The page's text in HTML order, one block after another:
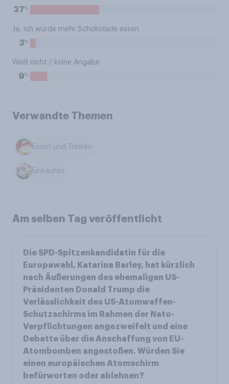
37%
Ja, ich würde mehr Schokolade essen
3%
Weiß nicht / keine Angabe
9%
Verwandte Themen
Essen und Trinken
Einkaufen
Am selben Tag veröffentlicht
Die SPD-Spitzenkandidatin für die
Europawahl, Katarina Barley, hat kürzlich
nach Äußerungen des ehemaligen US-
Präsidenten Donald Trump die
Verlässlichkeit des US-Atomwaffen-
Schutzschirms im Rahmen der Nato-
Verpflichtungen angezweifelt und eine
Debatte über die Anschaffung von EU-
Atombomben angestoßen. Würden Sie
einen europäischen Atomschirm
befürworten oder ablehnen?